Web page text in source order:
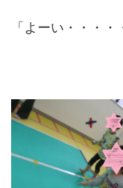
「よーい・・・・